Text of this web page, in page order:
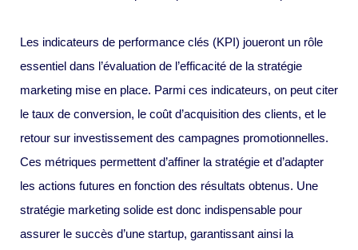
Les indicateurs de performance clés (KPI) joueront un rôle
essentiel dans l’évaluation de l’efficacité de la stratégie
marketing mise en place. Parmi ces indicateurs, on peut citer
le taux de conversion, le coût d’acquisition des clients, et le
retour sur investissement des campagnes promotionnelles.
Ces métriques permettent d’affiner la stratégie et d’adapter
les actions futures en fonction des résultats obtenus. Une
stratégie marketing solide est donc indispensable pour
assurer le succès d’une startup, garantissant ainsi la